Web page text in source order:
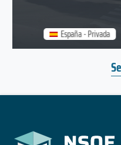
España - Privada